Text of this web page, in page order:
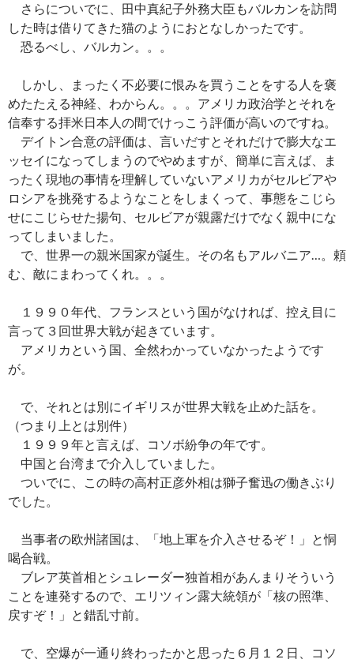
さらについでに、田中真紀子外務大臣もバルカンを訪問
した時は借りてきた猫のようにおとなしかったです。
恐るべし、バルカン。。。
しかし、まったく不必要に恨みを買うことをする人を褒
めたたえる神経、わからん。。。アメリカ政治学とそれを
信奉する拝米日本人の間でけっこう評価が高いのですね。
デイトン合意の評価は、言いだすとそれだけで膨大なエ
ッセイになってしまうのでやめますが、簡単に言えば、ま
ったく現地の事情を理解していないアメリカがセルビアや
ロシアを挑発するようなことをしまくって、事態をこじら
せにこじらせた揚句、セルビアが親露だけでなく親中にな
ってしまいました。
で、世界一の親米国家が誕生。その名もアルバニア…。頼
む、敵にまわってくれ。。。
１９９０年代、フランスという国がなければ、控え目に
言って３回世界大戦が起きています。
アメリカという国、全然わかっていなかったようです
が。
で、それとは別にイギリスが世界大戦を止めた話を。
（つまり上とは別件）
１９９９年と言えば、コソボ紛争の年です。
中国と台湾まで介入していました。
ついでに、この時の高村正彦外相は獅子奮迅の働きぶり
でした。
当事者の欧州諸国は、「地上軍を介入させるぞ！」と恫
喝合戦。
ブレア英首相とシュレーダー独首相があんまりそういう
ことを連発するので、エリツィン露大統領が「核の照準、
戻すぞ！」と錯乱寸前。
で、空爆が一通り終わったかと思った６月１２日、コソ